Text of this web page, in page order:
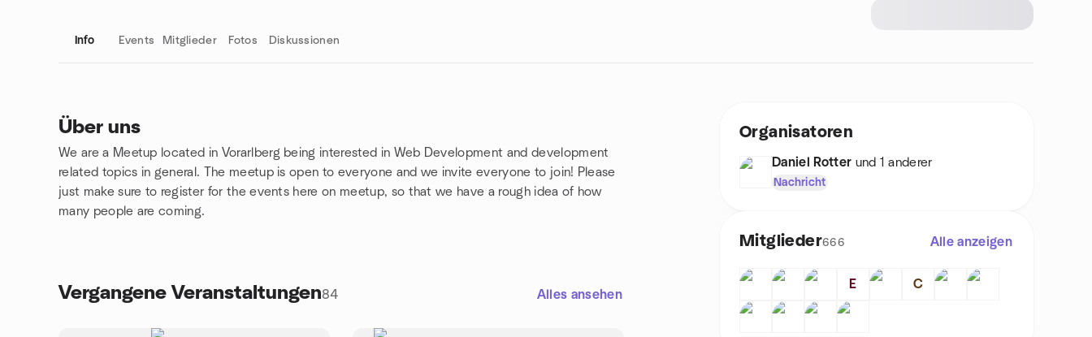
Info Events Mitglieder Fotos Diskussionen
Über uns
We are a Meetup located in Vorarlberg being interested in Web Development and development
related topics in general. The meetup is open to everyone and we invite everyone to join! Please
just make sure to register for the events here on meetup, so that we have a rough idea of how
many people are coming.
Vergangene Veranstaltungen84 Alles ansehen
Gruppenlinks
Organisatoren
Daniel Rotter und 1 anderer
Nachricht
Mitglieder666 Alle anzeigen
E C